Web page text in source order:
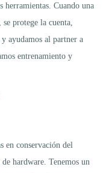
herramientas. Cuando una
protege la cuenta,
ayudamos al partner a
entrenamiento y
en conservación del
hardware. Tenemos un